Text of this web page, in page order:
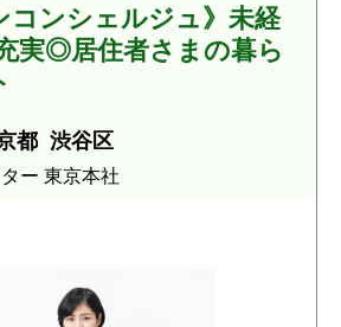
コンシェルジュ》未経
実◎居住者さまの暮ら
都 渋谷区
ー 東京本社